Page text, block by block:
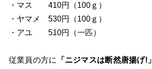
・マス 410円（100ｇ）
・ヤマメ 530円（100ｇ） ​
・アユ 510円（一匹）
従業員の方に 「ニジマスは断然唐揚げ!」